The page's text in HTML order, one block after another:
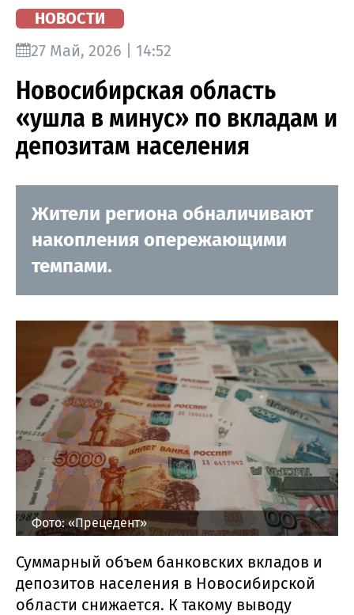
НОВОСТИ
27 Май, 2026 | 14:52
Новосибирская область
«ушла в минус» по вкладам и
депозитам населения
Жители региона обналичивают
накопления опережающими
темпами.
Фото: «Прецедент»
Суммарный объем банковских вкладов и
депозитов населения в Новосибирской
области снижается. К такому выводу